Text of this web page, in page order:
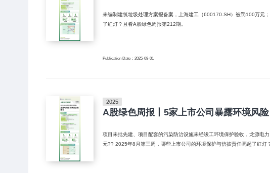
未编制建筑垃圾处理方案报备案，上海建工（600170.SH）被罚100万元；超排污许可标准排放大气
了红灯？且看A股绿色周报第212期。
Publication Date：2025-09-01
2025
A股绿色周报丨5家上市公司暴露环境风
项目未批先建、项目配套的污染防治设施未经竣工环境保护验收，龙源
元?? 2025年8月第三周，哪些上市公司的环境保护与信披责任亮起了红